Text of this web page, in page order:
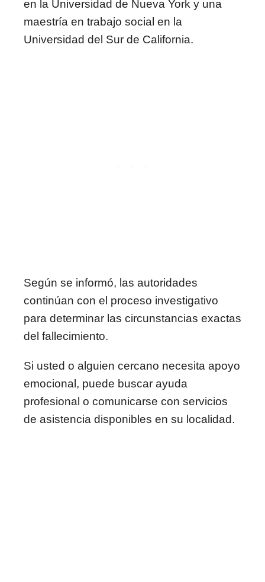
en la Universidad de Nueva York y una
maestría en trabajo social en la
Universidad del Sur de California.
Según se informó, las autoridades
continúan con el proceso investigativo
para determinar las circunstancias exactas
del fallecimiento.
Si usted o alguien cercano necesita apoyo
emocional, puede buscar ayuda
profesional o comunicarse con servicios
de asistencia disponibles en su localidad.